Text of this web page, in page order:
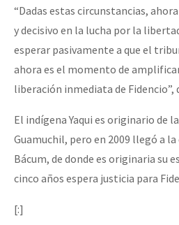
“Dadas estas circunstancias,
y decisivo en la lucha por la
esperar pasivamente a que el
ahora es el momento de
liberación inmediata de Fidencio”,
El indígena Yaqui es originario de
Guamuchil, pero en 2009 llegó a
Bácum, de donde es originaria su
cinco años espera justicia para
[:]